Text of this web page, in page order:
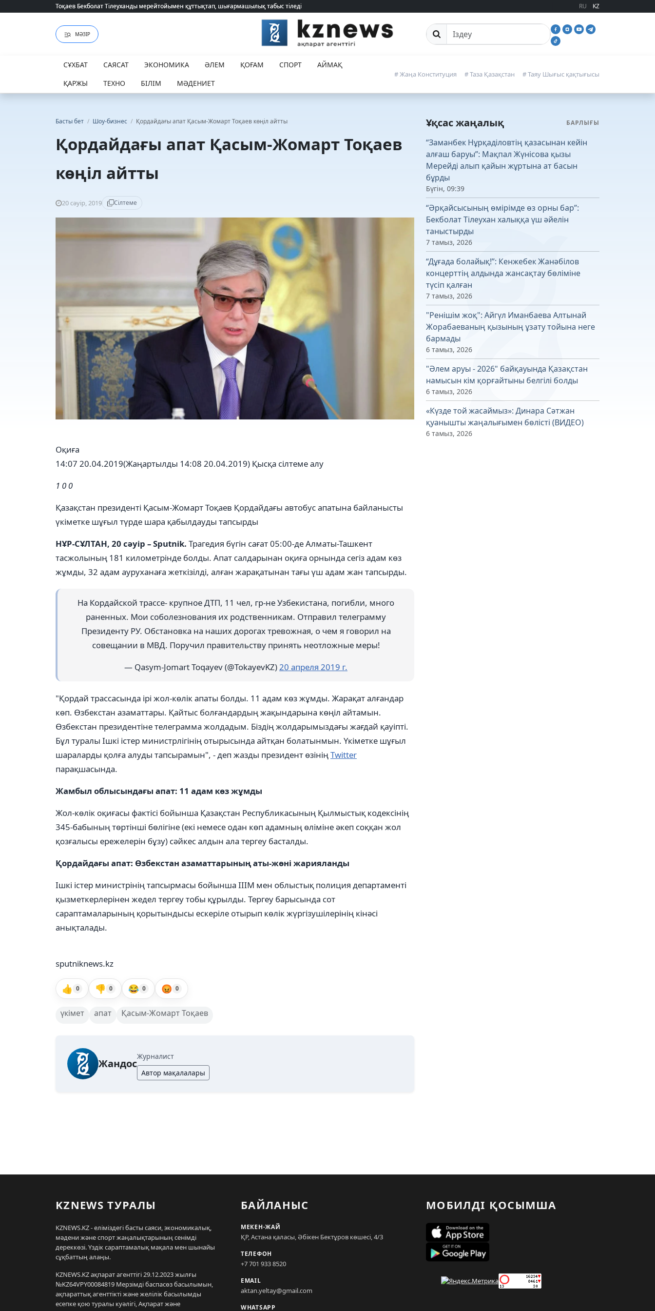
Тоқаев Бекболат Тілеуханды мерейтойымен құттықтап, шығармашылық табыс тіледі
Тоқаев Бекболат Тілеуханды мерейтойымен құттықтап, шығармашылық табыс тіледі RU KZ
МӘЗІР Сайттан іздеу
СҰХБАТ САЯСАТ ЭКОНОМИКА ӘЛЕМ ҚОҒАМ СПОРТ
АЙМАҚ
ҚАРЖЫ
ТЕХНО БІЛІМ МӘДЕНИЕТ
# Жаңа Конституция # Таза Қазақстан # Таяу Шығыс қақтығысы
Басты бет / Шоу-бизнес / Қордайдағы апат Қасым-Жомарт Тоқаев көңіл айтты
Қордайдағы апат Қасым-Жомарт Тоқаев
көңіл айтты
20 сәуір, 2019 Сілтеме
Оқиға
14:07 20.04.2019(Жаңартылды 14:08 20.04.2019) Қысқа сілтеме алу
1 0 0
Қазақстан президенті Қасым-Жомарт Тоқаев Қордайдағы автобус апатына байланысты
үкіметке шұғыл түрде шара қабылдауды тапсырды
НҰР-СҰЛТАН, 20 сәуір – Sputnik. Трагедия бүгін сағат 05:00-де Алматы-Ташкент
тасжолының 181 километрінде болды. Апат салдарынан оқиға орнында сегіз адам көз
жұмды, 32 адам ауруханаға жеткізілді, алған жарақатынан тағы үш адам жан тапсырды.
На Кордайской трассе- крупное ДТП, 11 чел, гр-не Узбекистана, погибли, много
раненных. Мои соболезнования их родственникам. Отправил телеграмму
Президенту РУ. Обстановка на наших дорогах тревожная, о чем я говорил на
совещании в МВД. Поручил правительству принять неотложные меры!
— Qasym-Jomart Toqayev (@TokayevKZ)20 апреля 2019 г.
"Қордай трассасында ірі жол-көлік апаты болды. 11 адам көз жұмды. Жарақат алғандар
көп. Өзбекстан азаматтары. Қайтыс болғандардың жақындарына көңіл айтамын.
Өзбекстан президентіне телеграмма жолдадым. Біздің жолдарымыздағы жағдай қауіпті.
Бұл туралы Ішкі істер министрлігінің отырысында айтқан болатынмын. Үкіметке шұғыл
шараларды қолға алуды тапсырамын", - деп жазды президент өзініңTwitter
парақшасында.
Жамбыл облысындағы апат: 11 адам көз жұмды
Жол-көлік оқиғасы фактісі бойынша Қазақстан Республикасының Қылмыстық кодексінің
345-бабының төртінші бөлігіне (екі немесе одан көп адамның өліміне әкеп соққан жол
қозғалысы ережелерін бұзу) сәйкес алдын ала тергеу басталды.
Қордайдағы апат: Өзбекстан азаматтарының аты-жөні жарияланды
Ішкі істер министрінің тапсырмасы бойынша ІІІМ мен облыстық полиция департаменті
қызметкерлерінен жедел тергеу тобы құрылды. Тергеу барысында сот
сараптамаларының қорытындысы ескеріле отырып көлік жүргізушілерінің кінәсі
анықталады.
sputniknews.kz
👍 0 👎 0 😂 0 😡 0
үкімет апат Қасым-Жомарт Тоқаев
Жандос
Журналист
Автор мақалалары
Ұқсас жаңалық БАРЛЫҒЫ
“Заманбек Нұрқаділовтің қазасынан кейін
алғаш баруы”: Мақпал Жүнісова қызы
Мерейді алып қайын жұртына ат басын
бұрды
Бүгін, 09:39
“Әрқайсысының өмірімде өз орны бар”:
Бекболат Тілеухан халыққа үш әйелін
таныстырды
7 тамыз, 2026
“Дұғада болайық!”: Кенжебек Жанәбілов
концерттің алдында жансақтау бөліміне
түсіп қалған
7 тамыз, 2026
"Ренішім жоқ": Айгүл Иманбаева Алтынай
Жорабаеваның қызының ұзату тойына неге
бармады
6 тамыз, 2026
"Әлем аруы - 2026" байқауында Қазақстан
намысын кім қорғайтыны белгілі болды
6 тамыз, 2026
«Күзде той жасаймыз»: Динара Сәтжан
қуанышты жаңалығымен бөлісті (ВИДЕО)
6 тамыз, 2026
KZNEWS ТУРАЛЫ
KZNEWS.KZ - еліміздегі басты саяси, экономикалық,
мәдени және спорт жаңалықтарының сенімді
дереккөзі. Үздік сараптамалық мақала мен шынайы
сұқбаттың алаңы.
KZNEWS.KZ ақпарат агенттігі 29.12.2023 жылғы
№KZ64VPY00084819 Мерзімді баспасөз басылымын,
ақпараттық агенттікті және желілік басылымды
есепке қою туралы куәлігі, Ақпарат және
БАЙЛАНЫС
МЕКЕН-ЖАЙ
ҚР, Астана қаласы, Әбікен Бектұров көшесі, 4/3
ТЕЛЕФОН
+7 701 933 8520
EMAIL
aktan.yeltay@gmail.com
WHATSAPP
МОБИЛДІ ҚОСЫМША